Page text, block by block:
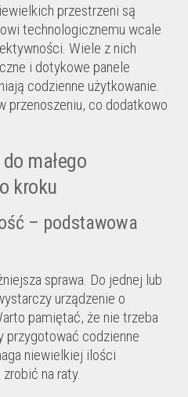
przestrzeni są
technologicznemu wcale
Wiele z nich
i dotykowe panele
codzienne użytkowanie.
przenoszeniu, co dodatkowo
małego
kroku
– podstawowa
sprawa. Do jednej lub
urządzenie o
pamiętać, że nie trzeba
przygotować codzienne
niewielkiej ilości
na raty.